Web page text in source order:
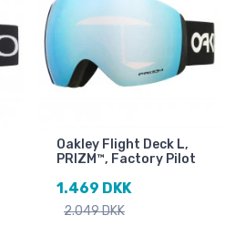
Oakley Flight Deck L,
PRIZM™, Factory Pilot
1.469 DKK
2.049 DKK